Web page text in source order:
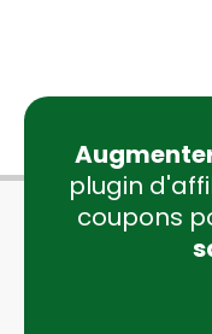
plugin
coupons